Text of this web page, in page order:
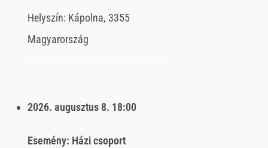
Helyszín: Kápolna, 3355
Magyarország
2026. augusztus 8. 18:00
Esemény: Házi csoport